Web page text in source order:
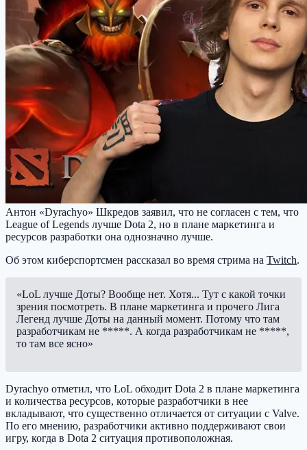
Антон «Dyrachyo» Шкредов заявил, что не согласен с тем, что
League of Legends лучше Dota 2, но в плане маркетинга и
ресурсов разработки она однозначно лучше.
Об этом киберспортсмен рассказал во время стрима на Twitch.
«LoL лучше Доты? Вообще нет. Хотя... Тут с какой точки
зрения посмотреть. В плане маркетинга и прочего Лига
Легенд лучше Доты на данный момент. Потому что там
разработчикам не *****. А когда разработчикам не *****,
то там все ясно»
Dyrachyo отметил, что LoL обходит Dota 2 в плане маркетинга
и количества ресурсов, которые разработчики в нее
вкладывают, что существенно отличается от ситуации с Valve.
По его мнению, разработчики активно поддерживают свои
игру, когда в Dota 2 ситуация противоположная.